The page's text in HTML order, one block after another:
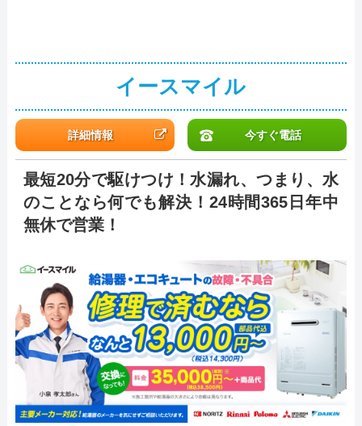
イースマイル
詳細情報 今すぐ電話
最短20分で駆けつけ！水漏れ、つまり、水
のことなら何でも解決！24時間365日年中
無休で営業！